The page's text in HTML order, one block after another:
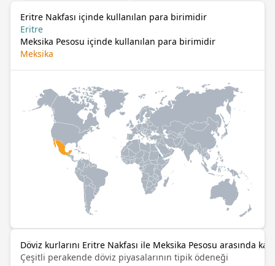
Eritre Nakfası içinde kullanılan para birimidir
Eritre
Meksika Pesosu içinde kullanılan para birimidir
Meksika
Döviz kurlarını Eritre Nakfası ile Meksika Pesosu arasında
Çeşitli perakende döviz piyasalarının tipik ödeneği